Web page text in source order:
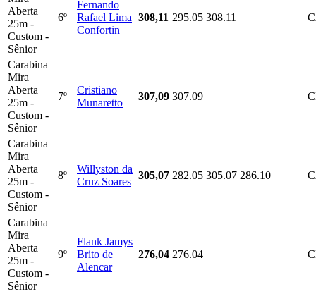
Aberta
25m -
Custom -
Sênior
6º
Fernando
Rafael Lima
Confortin
308,11 295.05 308.11
Carabina
Mira
Aberta
25m -
Custom -
Sênior
7º
Cristiano
Munaretto
307,09 307.09
Carabina
Mira
Aberta
25m -
Custom -
Sênior
8º
Willyston da
Cruz Soares
305,07 282.05 305.07 286.10
Carabina
Mira
Aberta
25m -
Custom -
Sênior
9º
Flank Jamys
Brito de
Alencar
276,04 276.04